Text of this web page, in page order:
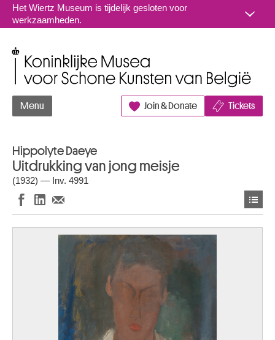
Naar inhoud
Het Wiertz Museum is tijdelijk gesloten voor
werkzaamheden.
Menu Join & Donate Tickets
Hippolyte Daeye
Uitdrukking van jong meisje
(1932) — Inv. 4991